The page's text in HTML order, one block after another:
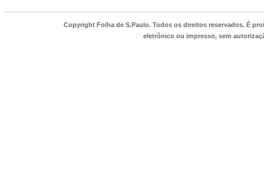
Copyright Folha de S.Paulo. Todos os direitos reservados. É
eletrônico ou impresso, sem